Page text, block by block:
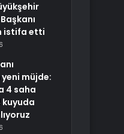
istifa etti
yeni müjde:
4 saha